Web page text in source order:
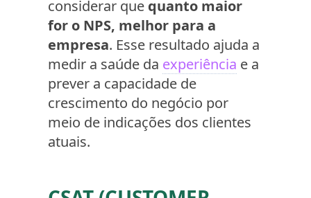
considerar que quanto maior
for o NPS, melhor para a
empresa. Esse resultado ajuda a
medir a saúde da experiência e a
prever a capacidade de
crescimento do negócio por
meio de indicações dos clientes
atuais.